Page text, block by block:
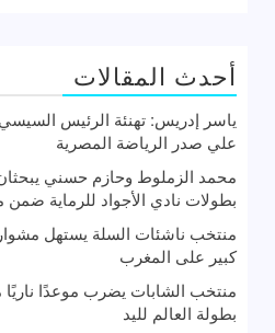
أحدث المقالات
ياسر إدريس: تهنئة الرئيس
علي صدر الرياضة المصرية
محمد الزملوط وحازم حسني
بطولات نادي الأجواد للرماية
منتخب ناشئات السلة يستهل
كبير على المغرب
منتخب الشابات يضرب موعدًا
بطولة العالم لليد